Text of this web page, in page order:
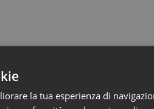
la tua esperienza di